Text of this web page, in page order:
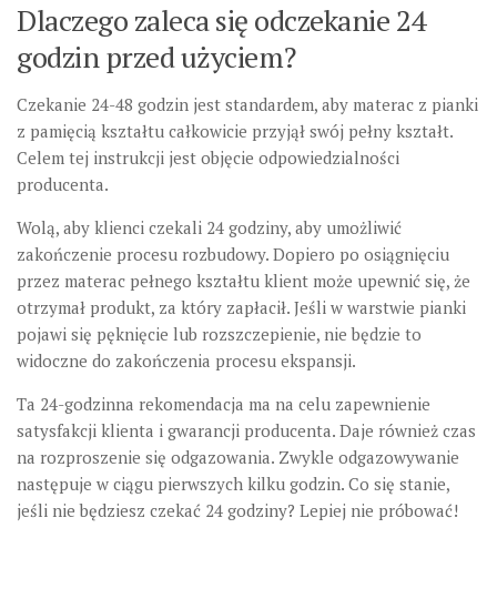
Dlaczego zaleca się odczekanie 24
godzin przed użyciem?
Czekanie 24-48 godzin jest standardem, aby materac z pianki
z pamięcią kształtu całkowicie przyjął swój pełny kształt.
Celem tej instrukcji jest objęcie odpowiedzialności
producenta.
Wolą, aby klienci czekali 24 godziny, aby umożliwić
zakończenie procesu rozbudowy. Dopiero po osiągnięciu
przez materac pełnego kształtu klient może upewnić się, że
otrzymał produkt, za który zapłacił. Jeśli w warstwie pianki
pojawi się pęknięcie lub rozszczepienie, nie będzie to
widoczne do zakończenia procesu ekspansji.
Ta 24-godzinna rekomendacja ma na celu zapewnienie
satysfakcji klienta i gwarancji producenta. Daje również czas
na rozproszenie się odgazowania. Zwykle odgazowywanie
następuje w ciągu pierwszych kilku godzin. Co się stanie,
jeśli nie będziesz czekać 24 godziny? Lepiej nie próbować!